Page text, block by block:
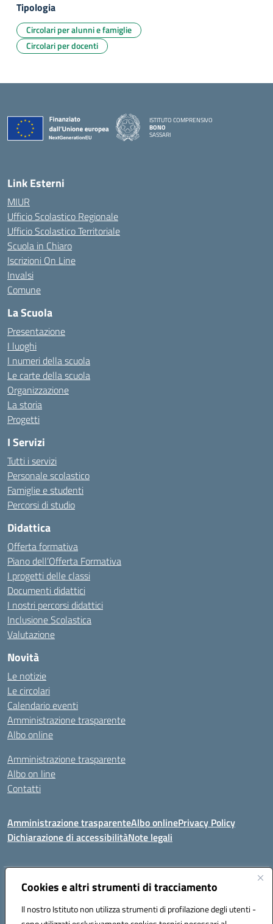
Cookies e altri strumenti di tracciamento
Il nostro Istituto non utilizza strumenti di profilazione degli utenti -
Tipologia
Circolari per alunni e famiglie
Circolari per docenti
ISTITUTO COMPRENSIVO
BONO
SASSARI
Link Esterni
MIUR
Ufficio Scolastico Regionale
Ufficio Scolastico Territoriale
Scuola in Chiaro
Iscrizioni On Line
Invalsi
Comune
La Scuola
Presentazione
I luoghi
I numeri della scuola
Le carte della scuola
Organizzazione
La storia
Progetti
I Servizi
Tutti i servizi
Personale scolastico
Famiglie e studenti
Percorsi di studio
Didattica
Offerta formativa
Piano dell’Offerta Formativa
I progetti delle classi
Documenti didattici
I nostri percorsi didattici
Inclusione Scolastica
Valutazione
Novità
Le notizie
Le circolari
Calendario eventi
Amministrazione trasparente
Albo online
Amministrazione trasparente
Albo on line
Contatti
Amministrazione trasparenteAlbo onlinePrivacy Policy
Dichiarazione di accessibilitàNote legali
Indirizzo:Via Tirso, 07011 Bono (SS)
Posta elettronica certificata (PEC):ssic820006@pec.istruzione.it